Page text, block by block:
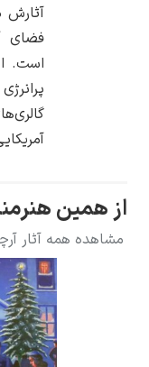
آثارش میان
فضای آثار موتلی
است. این آثار
پرانرژی یا
گالری‌های شهری
هنرمند
آثار آرچیبالد موتلی